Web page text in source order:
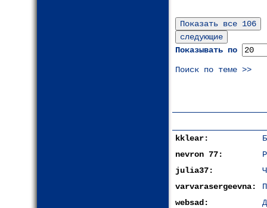
Показывать по
Поиск по теме >>
kklear:
nevron 77:
julia37:
varvarasergeevna:
websad: